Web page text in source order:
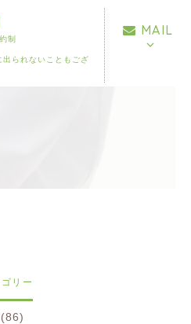
制
られないこともござ
MAIL
リー
(86)